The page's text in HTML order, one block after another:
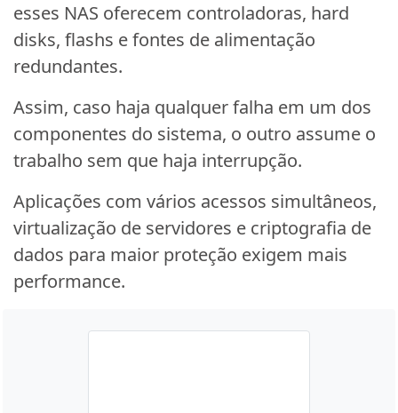
esses NAS oferecem controladoras, hard
disks, flashs e fontes de alimentação
redundantes.
Assim, caso haja qualquer falha em um dos
componentes do sistema, o outro assume o
trabalho sem que haja interrupção.
Aplicações com vários acessos simultâneos,
virtualização de servidores e criptografia de
dados para maior proteção exigem mais
performance.